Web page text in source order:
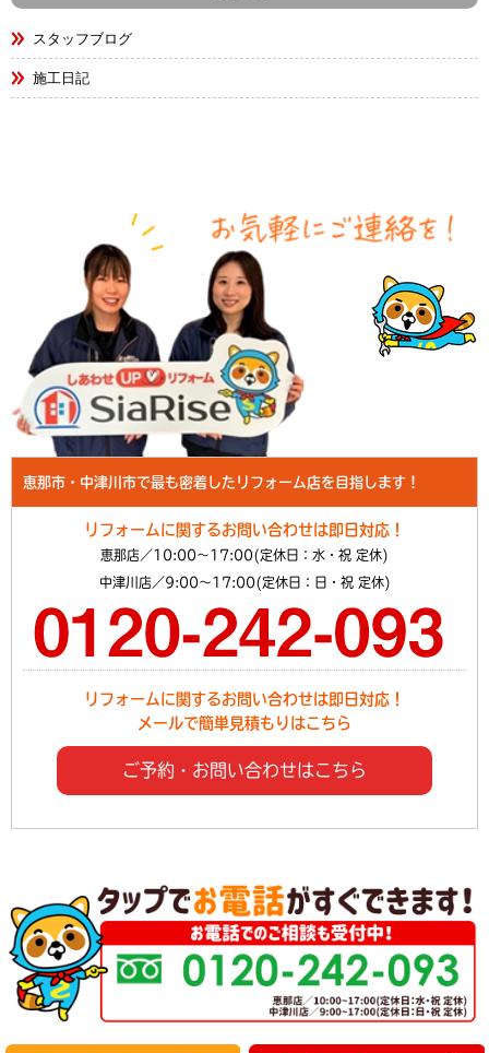
スタッフブログ
施工日記
恵那市・中津川市で最も密着したリフォーム店を目指します！
リフォームに関するお問い合わせは即日対応！
恵那店／10:00～17:00(定休日：水・祝 定休)
中津川店／9:00～17:00(定休日：日・祝 定休)
リフォームに関するお問い合わせは即日対応！
メールで簡単見積もりはこちら
ご予約・お問い合わせはこちら